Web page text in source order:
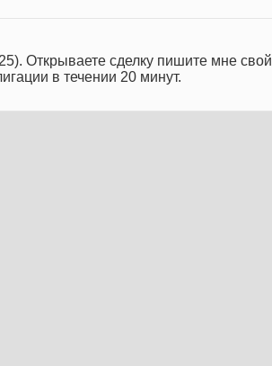
Открываете сделку пишите мне свой
в течении 20 минут.